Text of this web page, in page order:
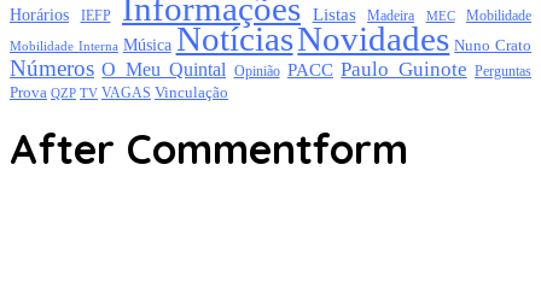
Horários IEFP Informações Listas Madeira MEC Mobilidade
Mobilidade Interna Música NotíciasNovidades Nuno Crato
Números O Meu Quintal Opinião PACC Paulo Guinote Perguntas
Prova QZP TV VAGAS Vinculação
After Commentform